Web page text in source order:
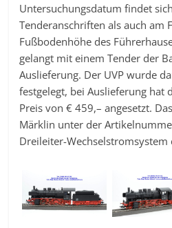
Untersuchungsdatum findet
Tenderanschriften als auch am
Fußbodenhöhe des
gelangt mit einem Tender der
Auslieferung. Der UVP wurde
festgelegt, bei Auslieferung hat
Preis von € 459,– angesetzt.
Märklin unter der
Dreileiter-Wechselstromsystem